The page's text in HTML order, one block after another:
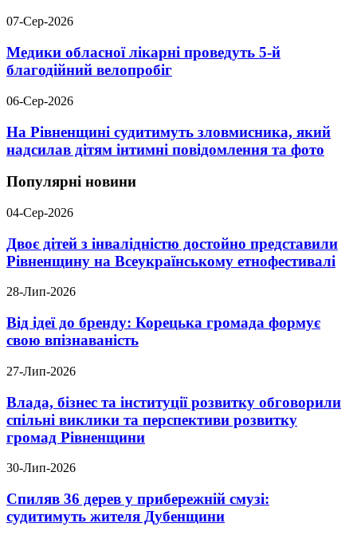
07-Сер-2026
Медики обласної лікарні проведуть 5-й
благодійний велопробіг
06-Сер-2026
На Рівненщині судитимуть зловмисника, який
надсилав дітям інтимні повідомлення та фото
Популярні новини
04-Сер-2026
Двоє дітей з інвалідністю достойно представили
Рівненщину на Всеукраїнському етнофестивалі
28-Лип-2026
Від ідеї до бренду: Корецька громада формує
свою впізнаваність
27-Лип-2026
Влада, бізнес та інституції розвитку обговорили
спільні виклики та перспективи розвитку
громад Рівненщини
30-Лип-2026
Спиляв 36 дерев у прибережній смузі:
судитимуть жителя Дубенщини